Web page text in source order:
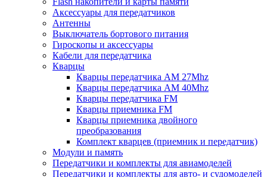
Аксессуары для передатчиков
Антенны
Выключатель бортового питания
Гироскопы и аксессуары
Кабели для передатчика
Кварцы
Кварцы передатчика AM 27Mhz
Кварцы передатчика AM 40Mhz
Кварцы передатчика FM
Кварцы приемника FM
Кварцы приемника двойного
преобразования
Комплект кварцев (приемник и передатчик)
Модули и память
Передатчики и комплекты для авиамоделей
Передатчики и комплекты для авто- и судомоделей